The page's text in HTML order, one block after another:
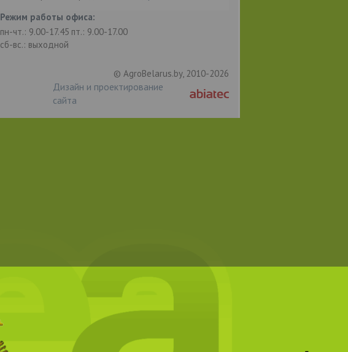
Режим работы офиса:
пн-чт.: 9.00-17.45 пт.: 9.00-17.00
сб-вс.: выходной
© AgroBelarus.by, 2010-2026
Дизайн и проектирование
сайта